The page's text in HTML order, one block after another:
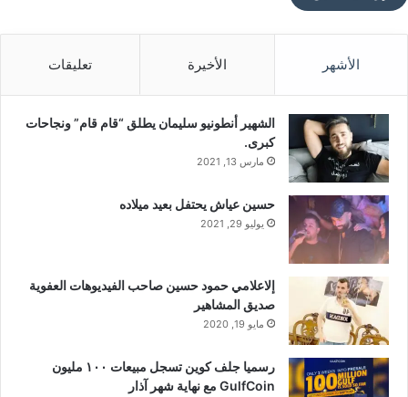
الأشهر الأخيرة تعليقات
الشهير أنطونيو سليمان يطلق “قام قام” ونجاحات
كبرى.
مارس 13, 2021
حسين عياش يحتفل بعيد ميلاده
يوليو 29, 2021
إلاعلامي حمود حسين صاحب الفيديوهات العفوية
صديق المشاهير
مايو 19, 2020
رسميا جلف كوين تسجل مبيعات ١٠٠ مليون
GulfCoin مع نهاية شهر آذار